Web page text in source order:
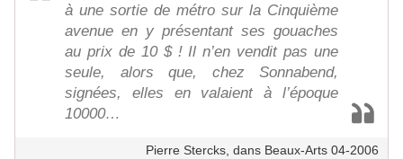
à une sortie de métro sur la Cinquième
avenue en y présentant ses gouaches
au prix de 10 $ ! Il n’en vendit pas une
seule, alors que, chez Sonnabend,
signées, elles en valaient à l’époque
10000…
Pierre Stercks, dans Beaux-Arts 04-2006